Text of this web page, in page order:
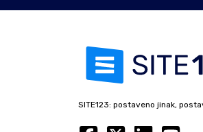
SITE123: postaveno jinak,